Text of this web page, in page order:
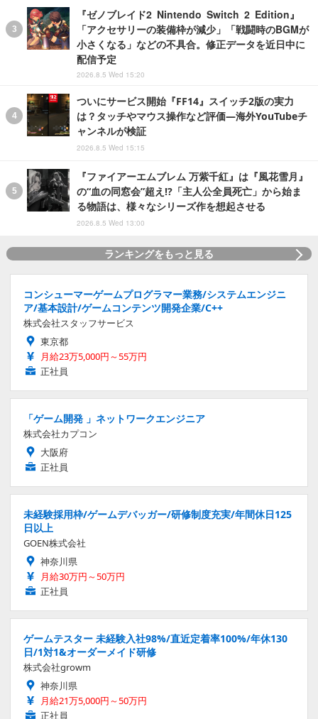
『ゼノブレイド2 Nintendo Switch 2 Edition』
「アクセサリーの装備枠が減少」「戦闘時のBGMが
小さくなる」などの不具合。修正データを近日中に
配信予定
2026.8.5 Wed 15:20
ついにサービス開始『FF14』スイッチ2版の実力
は？タッチやマウス操作など評価―海外YouTubeチ
ャンネルが検証
2026.8.5 Wed 15:15
『ファイアーエムブレム 万紫千紅』は『風花雪月』
の“血の同窓会”超え!?「主人公全員死亡」から始ま
る物語は、様々なシリーズ作を想起させる
2026.8.5 Wed 13:00
ランキングをもっと見る
コンシューマーゲームプログラマー業務/システムエンジニ
ア/基本設計/ゲームコンテンツ開発企業/C++
株式会社スタッフサービス
東京都
月給23万5,000円～55万円
正社員
「ゲーム開発 」ネットワークエンジニア
株式会社カプコン
大阪府
正社員
未経験採用枠/ゲームデバッガー/研修制度充実/年間休日125
日以上
GOEN株式会社
神奈川県
月給30万円～50万円
正社員
ゲームテスター 未経験入社98%/直近定着率100%/年休130
日/1対1&オーダーメイド研修
株式会社growm
神奈川県
月給21万5,000円～50万円
正社員